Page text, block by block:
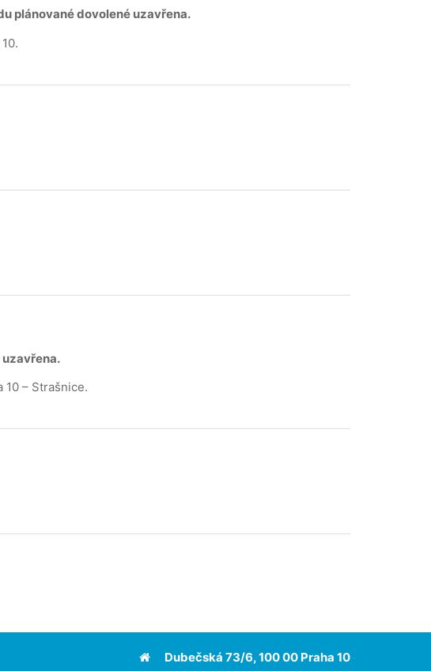
plánované dovolené uzavřena.
10 – Strašnice.
Dubečská 73/6, 100 00 Praha 10